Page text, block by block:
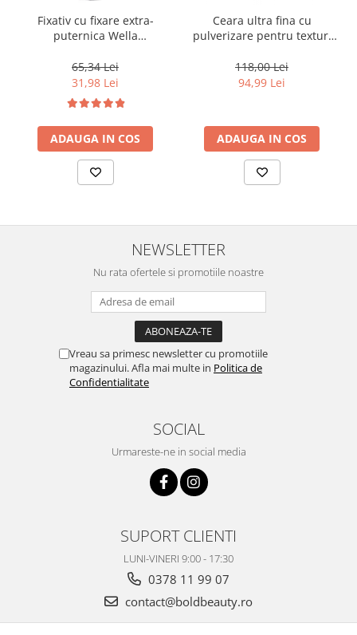
Fixativ cu fixare extra-
puternica Wella
500 ml
65,34 Lei
31,98 Lei
ADAUGA IN COS
Ceara ultra fina cu
pulverizare pentru texturi
Keune Style Air Wax, 200 ml
118,00 Lei
94,99 Lei
ADAUGA IN COS
NEWSLETTER
Nu rata ofertele si promotiile noastre
Vreau sa primesc newsletter cu promotiile
magazinului. Afla mai multe in Politica de
Confidentialitate
SOCIAL
Urmareste-ne in social media
SUPORT CLIENTI
LUNI-VINERI 9:00 - 17:30
0378 11 99 07
contact@boldbeauty.ro